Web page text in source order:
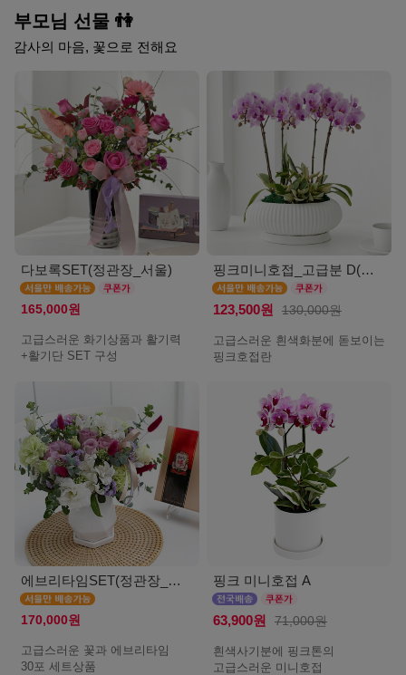
부모님 선물 👫
감사의 마음, 꽃으로 전해요
다보록SET(정관장_서울)
165,000원
고급스러운 화기상품과 활기력
+활기단 SET 구성
핑크미니호접_고급분 D(서울)
123,500원 130,000원
고급스러운 흰색화분에 돋보이는
핑크호접란
에브리타임SET(정관장_서울)
170,000원
고급스러운 꽃과 에브리타임
30포 세트상품
핑크 미니호접 A
63,900원 71,000원
흰색사기분에 핑크톤의
고급스러운 미니호접